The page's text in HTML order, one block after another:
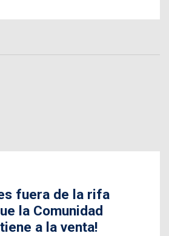
fuera de la rifa
la Comunidad
a la venta!